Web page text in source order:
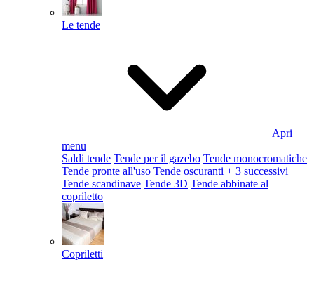
Le tende
Apri
menu
Saldi tende Tende per il gazebo Tende monocromatiche
Tende pronte all'uso Tende oscuranti + 3 successivi
Tende scandinave Tende 3D Tende abbinate al
copriletto
Copriletti